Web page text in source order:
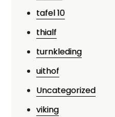
tafel 10
thialf
turnkleding
uithof
Uncategorized
viking